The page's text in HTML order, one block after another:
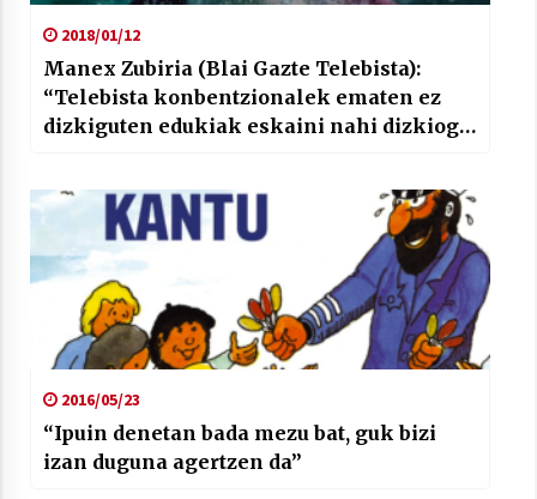
2018/01/12
Manex Zubiria (Blai Gazte Telebista):
“Telebista konbentzionalek ematen ez
dizkiguten edukiak eskaini nahi dizkiogu
2016/05/23
“Ipuin denetan bada mezu bat, guk bizi
izan duguna agertzen da”